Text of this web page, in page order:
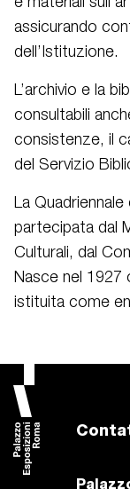
assicurando
dell’Istituzione.
L’archivio e la
consultabili
consistenze, il
del Servizio
La
partecipata dal
Culturali, dal
Nasce nel 1927
istituita come